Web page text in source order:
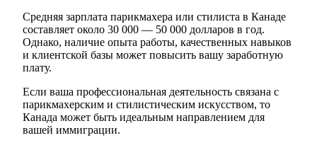
Средняя зарплата парикмахера или стилиста в Канаде
составляет около 30 000 — 50 000 долларов в год.
Однако, наличие опыта работы, качественных навыков
и клиентской базы может повысить вашу заработную
плату.
Если ваша профессиональная деятельность связана с
парикмахерским и стилистическим искусством, то
Канада может быть идеальным направлением для
вашей иммиграции.